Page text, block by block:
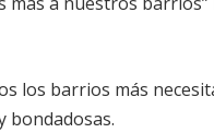
los barrios más
bondadosas.